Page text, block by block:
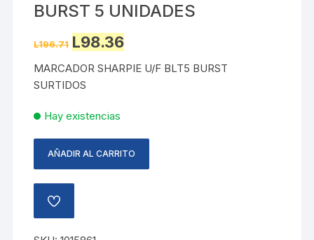
BURST 5 UNIDADES
L196.71 Original
price
L196.71.
L98.36price
L98.36.
MARCADOR SHARPIE U/F BLT5 BURST
SURTIDOS
Hay existencias
COLOR
AÑADIR AL CARRITO
AÑADIR
A
LISTA